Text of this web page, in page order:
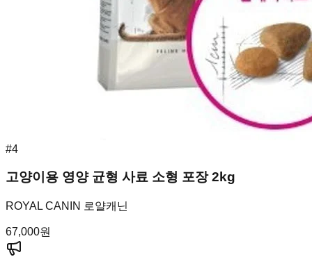
#4
고양이용 영양 균형 사료 소형 포장 2kg
ROYAL CANIN 로얄캐닌
67,000원